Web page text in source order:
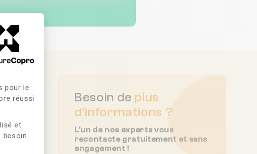
: Personnalisez vos Options
pour le
réussi
et
besoin
Besoin de plus
d'informations ?
L'un de nos experts vous
recontacte gratuitement et sans
engagement !